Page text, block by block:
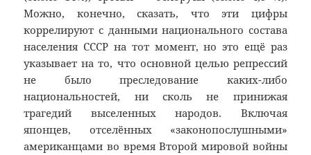
Можно, конечно, сказать, что эти цифры
коррелируют с данными национального состава
населения СССР на тот момент, но это ещё раз
указывает на то, что основной целью репрессий
не было преследование каких-либо
национальностей, ни сколь не принижая
трагедий выселенных народов. Включая
японцев, отселённых «законопослушными»
американцами во время Второй мировой войны